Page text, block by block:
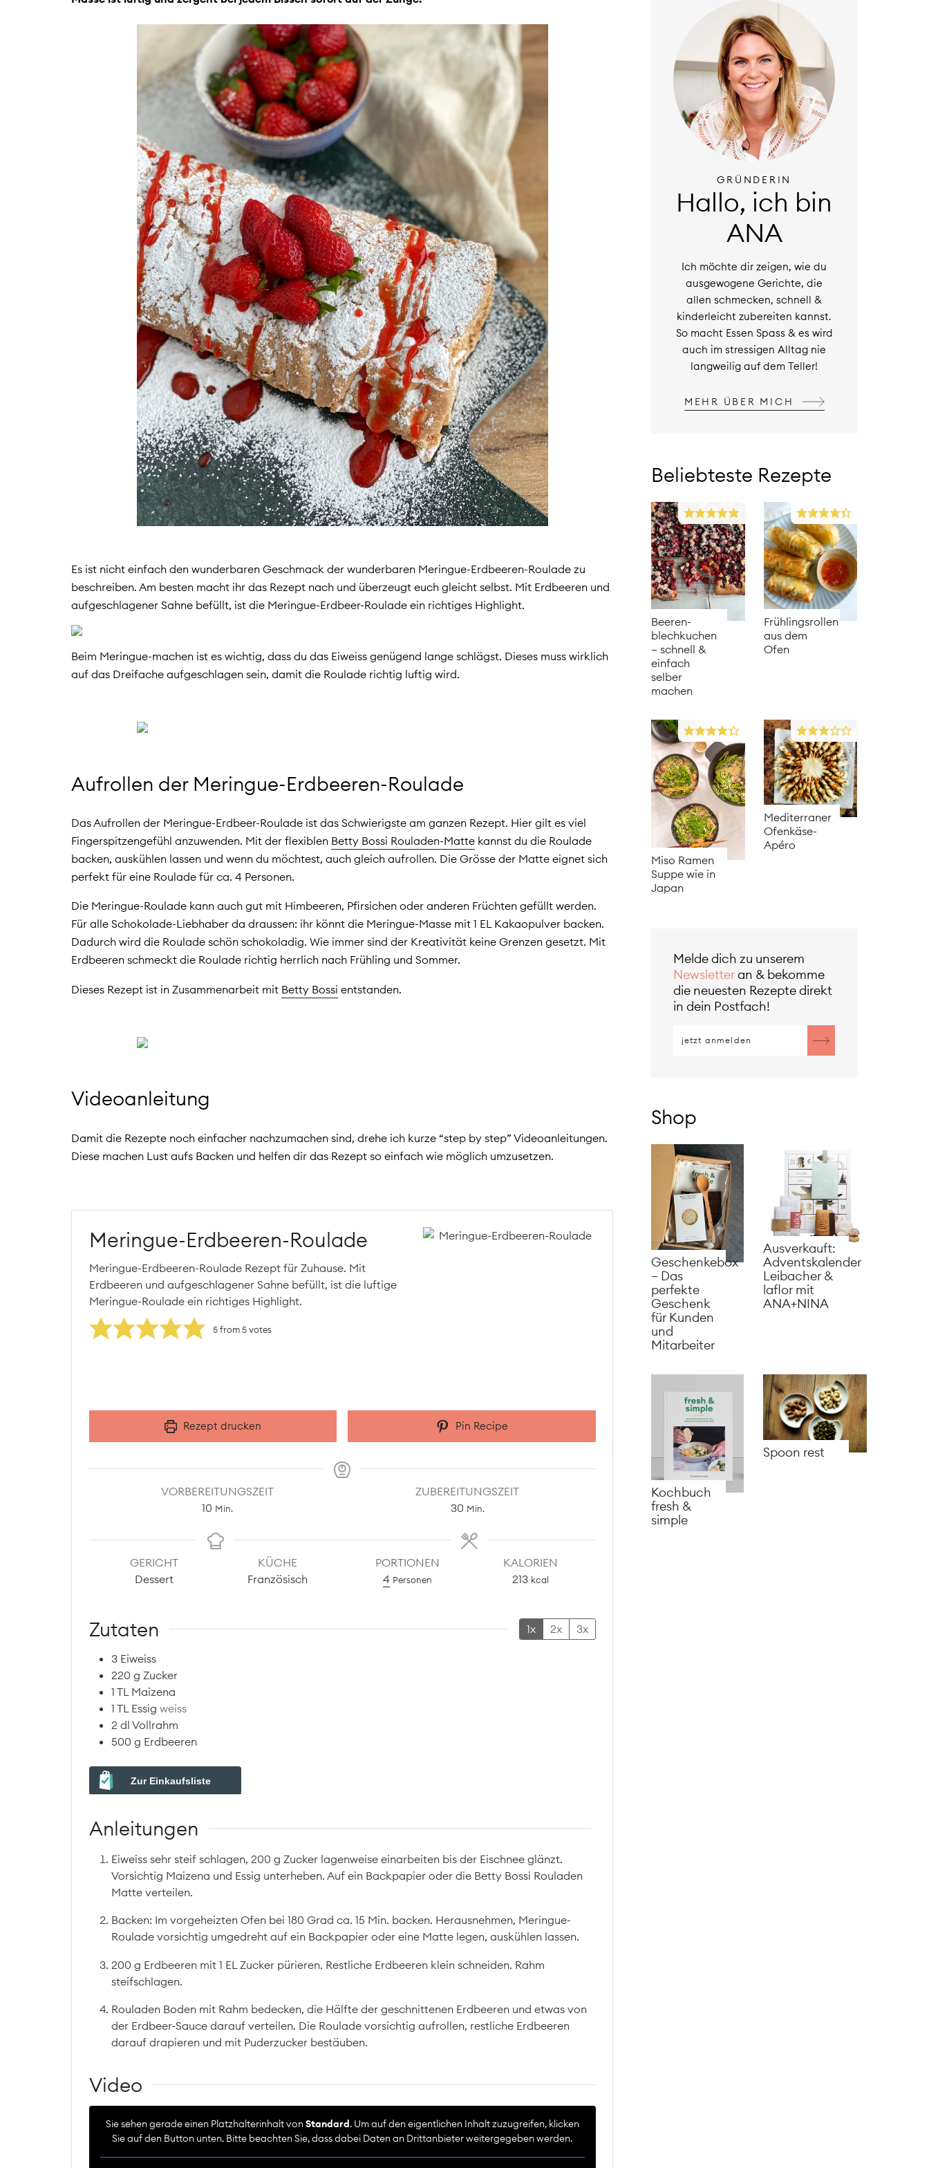
Es ist nicht einfach den wunderbaren Geschmack der wunderbaren Meringue-Erdbeeren-Roulade zu
beschreiben. Am besten macht ihr das Rezept nach und überzeugt euch gleicht selbst. Mit Erdbeeren und
aufgeschlagener Sahne befüllt, ist die Meringue-Erdbeer-Roulade ein richtiges Highlight.
Beim Meringue-machen ist es wichtig, dass du das Eiweiss genügend lange schlägst. Dieses muss wirklich
auf das Dreifache aufgeschlagen sein, damit die Roulade richtig luftig wird.
Aufrollen der Meringue-Erdbeeren-Roulade
Das Aufrollen der Meringue-Erdbeer-Roulade ist das Schwierigste am ganzen Rezept. Hier gilt es viel
Fingerspitzengefühl anzuwenden. Mit der flexiblen Betty Bossi Rouladen-Matte kannst du die Roulade
backen, auskühlen lassen und wenn du möchtest, auch gleich aufrollen. Die Grösse der Matte eignet sich
perfekt für eine Roulade für ca. 4 Personen.
Die Meringue-Roulade kann auch gut mit Himbeeren, Pfirsichen oder anderen Früchten gefüllt werden.
Für alle Schokolade-Liebhaber da draussen: ihr könnt die Meringue-Masse mit 1 EL Kakaopulver backen.
Dadurch wird die Roulade schön schokoladig. Wie immer sind der Kreativität keine Grenzen gesetzt. Mit
Erdbeeren schmeckt die Roulade richtig herrlich nach Frühling und Sommer.
Dieses Rezept ist in Zusammenarbeit mit Betty Bossi entstanden.
Videoanleitung
Damit die Rezepte noch einfacher nachzumachen sind, drehe ich kurze “step by step” Videoanleitungen.
Diese machen Lust aufs Backen und helfen dir das Rezept so einfach wie möglich umzusetzen.
Meringue-Erdbeeren-Roulade
Meringue-Erdbeeren-Roulade Rezept für Zuhause. Mit
Erdbeeren und aufgeschlagener Sahne befüllt, ist die luftige
Meringue-Roulade ein richtiges Highlight.
5from5votes
Rezept drucken Pin Recipe
VORBEREITUNGSZEIT
10 Minuten
Min.
ZUBEREITUNGSZEIT
30Minuten
Min.
GERICHT
Dessert
KÜCHE
Französisch
PORTIONEN
4 Personen
KALORIEN
213 kcal
Zutaten 1x 2x 3x
3 Eiweiss
220 g Zucker
1 TL Maizena
1 TL Essig weiss
2 dl Vollrahm
500 g Erdbeeren
Zur Einkaufsliste
Anleitungen
Eiweiss sehr steif schlagen, 200 g Zucker lagenweise einarbeiten bis der Eischnee glänzt.
Vorsichtig Maizena und Essig unterheben. Auf ein Backpapier oder die Betty Bossi Rouladen
Matte verteilen.
Backen: Im vorgeheizten Ofen bei 180 Grad ca. 15 Min. backen. Herausnehmen, Meringue-
Roulade vorsichtig umgedreht auf ein Backpapier oder eine Matte legen, auskühlen lassen.
200 g Erdbeeren mit 1 EL Zucker pürieren. Restliche Erdbeeren klein schneiden. Rahm
steifschlagen.
Rouladen Boden mit Rahm bedecken, die Hälfte der geschnittenen Erdbeeren und etwas von
der Erdbeer-Sauce darauf verteilen. Die Roulade vorsichtig aufrollen, restliche Erdbeeren
darauf drapieren und mit Puderzucker bestäuben.
Video
Sie sehen gerade einen Platzhalterinhalt vonStandard. Um auf den eigentlichen Inhalt zuzugreifen, klicken
Sie auf den Button unten. Bitte beachten Sie, dass dabei Daten an Drittanbieter weitergegeben werden.
GRÜNDERIN
Hallo, ich bin
ANA
Ich möchte dir zeigen, wie du
ausgewogene Gerichte, die
allen schmecken, schnell &
kinderleicht zubereiten kannst.
So macht Essen Spass & es wird
auch im stressigen Alltag nie
langweilig auf dem Teller!
MEHR ÜBER MICH
Beliebteste Rezepte
Beeren­
blechkuchen
– schnell &
einfach
selber
machen
Frühlingsrollen
aus dem
Ofen
Miso Ramen
Suppe wie in
Japan
Mediterraner
Ofenkäse-
Apéro
Melde dich zu unserem
Newsletteran & bekomme
die neuesten Rezepte direkt
in dein Postfach!
Shop
Geschenkebox
– Das
perfekte
Geschenk
für Kunden
und
Mitarbeiter
Ausverkauft:
Adventskalender
Leibacher &
laflor mit
ANA+NINA
Kochbuch
fresh &
simple
Spoon rest